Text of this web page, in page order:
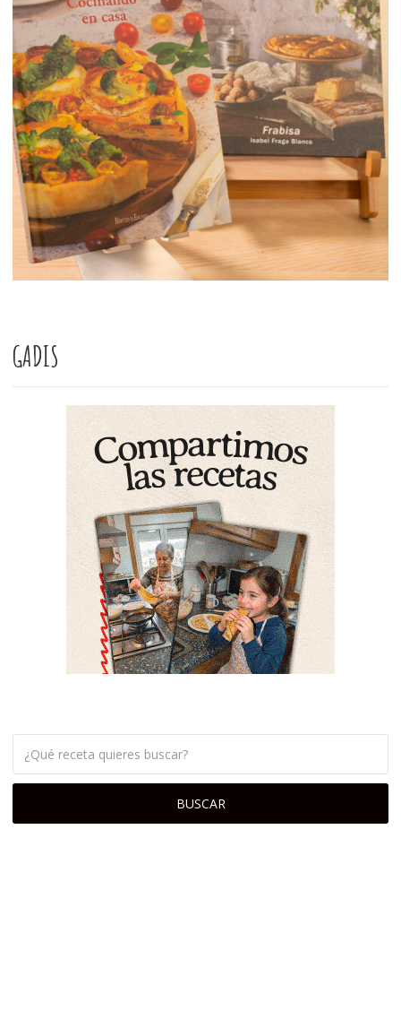
GADIS